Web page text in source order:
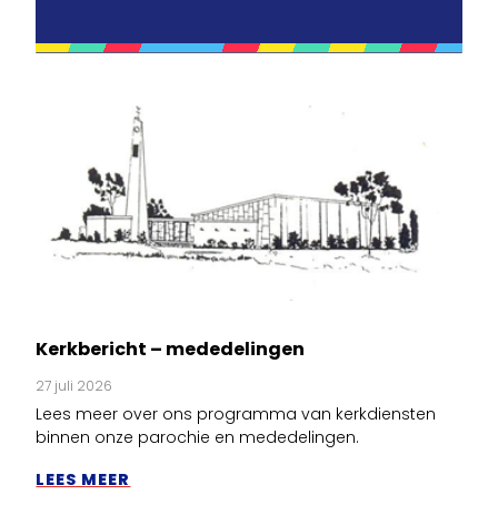
Kerkbericht – mededelingen
27 juli 2026
Lees meer over ons programma van kerkdiensten
binnen onze parochie en mededelingen.
LEES MEER